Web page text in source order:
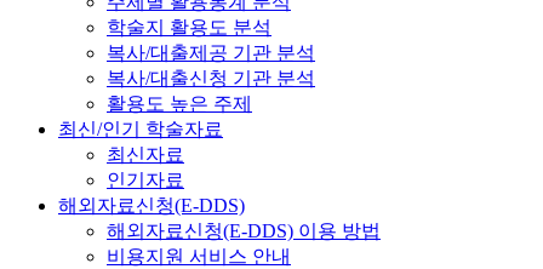
학술지 활용도 분석
복사/대출제공 기관 분석
복사/대출신청 기관 분석
활용도 높은 주제
최신/인기 학술자료
최신자료
인기자료
해외자료신청(E-DDS)
해외자료신청(E-DDS) 이용 방법
비용지원 서비스 안내